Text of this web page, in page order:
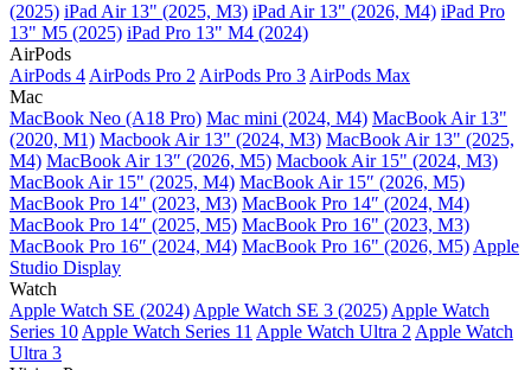
(2025) iPad Air 13" (2025, M3) iPad Air 13" (2026, M4) iPad Pro
13" M5 (2025) iPad Pro 13" M4 (2024)
AirPods
AirPods 4 AirPods Pro 2 AirPods Pro 3 AirPods Max
Mac
MacBook Neo (A18 Pro) Mac mini (2024, M4) MacBook Air 13"
(2020, M1) Macbook Air 13" (2024, M3) MacBook Air 13" (2025,
M4) MacBook Air 13″ (2026, M5) Macbook Air 15" (2024, M3)
MacBook Air 15" (2025, M4) MacBook Air 15″ (2026, M5)
MacBook Pro 14" (2023, M3) MacBook Pro 14″ (2024, M4)
MacBook Pro 14″ (2025, M5) MacBook Pro 16" (2023, M3)
MacBook Pro 16″ (2024, M4) MacBook Pro 16" (2026, M5) Apple
Studio Display
Watch
Apple Watch SE (2024) Apple Watch SE 3 (2025) Apple Watch
Series 10 Apple Watch Series 11 Apple Watch Ultra 2 Apple Watch
Ultra 3